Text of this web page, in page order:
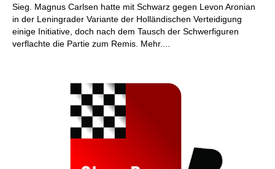
Sieg. Magnus Carlsen hatte mit Schwarz gegen Levon Aronian
in der Leningrader Variante der Holländischen Verteidigung
einige Initiative, doch nach dem Tausch der Schwerfiguren
verflachte die Partie zum Remis. Mehr....